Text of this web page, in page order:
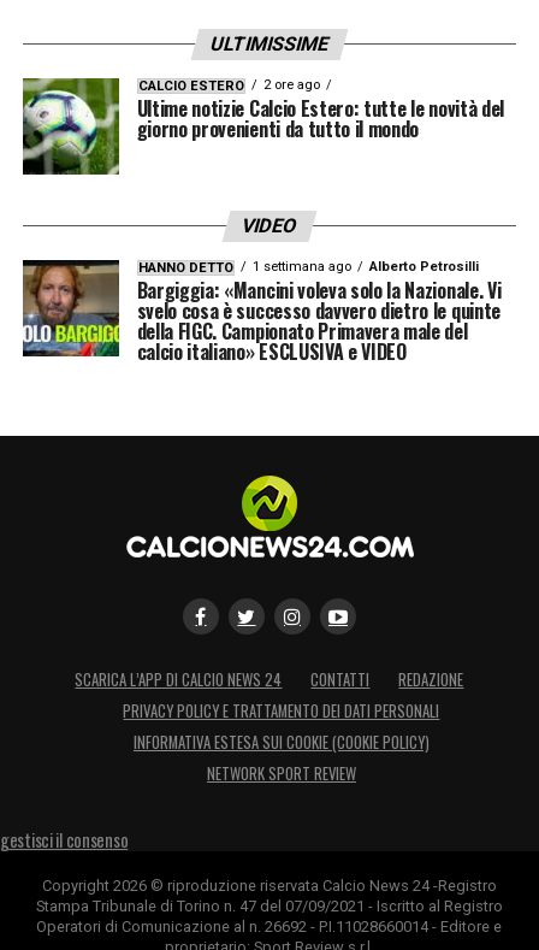
campionato italiano
Portieri: Massimo Pessina (Bologna),
Tommaso Vannucchi (Cosenza);
De Paoli (Como), Mattia Marello (Inter),
Federico Nardin (Roma), Andrea Natali (AZ
Alkmaar), Niccolò Rizzo (Juventus),
Francesco Verde (Juventus);
Emanuele Sala (Milan), Samuel Wiafe
Attaccanti: Antonio Arena (Roma), Javison
Osarumwense Idele (Atalanta), Destiny
Onoguekhan Elimoghale (Juventus), Jamal
Iddrissou (Inter), Mattia Mosconi (Inter).
LA PLAYLIST DELLE NOSTRE TOP NEWS
ULTIMISSIME
CALCIO ESTERO 2 ore ago
Ultime notizie Calcio Estero: tutte le novità del
giorno provenienti da tutto il mondo
VIDEO
HANNO DETTO 1 settimana ago Alberto Petrosilli
Bargiggia: «Mancini voleva solo la Nazionale. Vi
svelo cosa è successo davvero dietro le quinte
della FIGC. Campionato Primavera male del
calcio italiano» ESCLUSIVA e VIDEO
SCARICA L’APP DI CALCIO NEWS 24 CONTATTI
REDAZIONE
PRIVACY POLICY E TRATTAMENTO DEI DATI PERSONALI
INFORMATIVA ESTESA SUI COOKIE (COOKIE POLICY)
NETWORK SPORT REVIEW
gestisci il consenso
Copyright 2026 © riproduzione riservata Calcio News 24 -Registro
Stampa Tribunale di Torino n. 47 del 07/09/2021 - Iscritto al Registro
Operatori di Comunicazione al n. 26692 - P.I.11028660014 - Editore e